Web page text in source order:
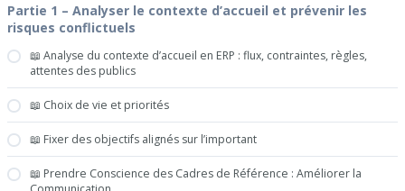
Partie 1 – Analyser le contexte d’accueil et prévenir les
risques conflictuels
📖 Analyse du contexte d’accueil en ERP : flux, contraintes, règles,
attentes des publics
📖 Choix de vie et priorités
📖 Fixer des objectifs alignés sur l’important
📖 Prendre Conscience des Cadres de Référence : Améliorer la